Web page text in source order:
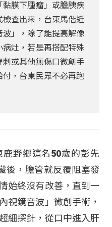
膜下腫瘤」或膽胰疾
查出來，台東馬偕近
」，除了能提高解像
灶，若是再搭配特殊
或其他無傷口微創手
，台東民眾不必再跑
野鄉這名50歲的彭先
後，膽管就反覆阻塞發
始終沒有改善，直到一
視鏡音波」微創手術，
細探針，從口中進入肝